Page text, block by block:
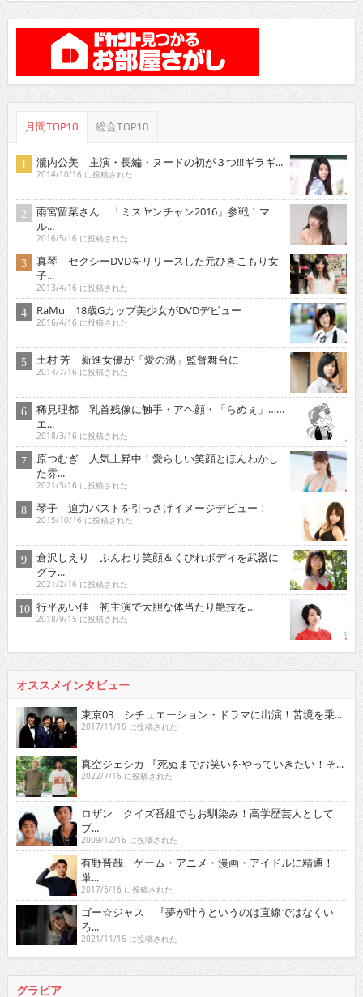
月間TOP10 総合TOP10
瀧内公美 主演・長編・ヌードの初が３つ!!!ギラギ...
2014/10/16 に投稿された
雨宮留菜さん 「ミスヤンチャン2016」参戦！マ
ル...
2016/5/16 に投稿された
真琴 セクシーDVDをリリースした元ひきこもり女
子...
2013/4/16 に投稿された
RaMu 18歳Gカップ美少女がDVDデビュー
2016/4/16 に投稿された
土村 芳 新進女優が「愛の渦」監督舞台に
2014/7/16 に投稿された
稀見理都 乳首残像に触手・アヘ顔・「らめぇ」……
エ...
2018/3/16 に投稿された
原つむぎ 人気上昇中！愛らしい笑顔とほんわかし
た雰...
2021/3/16 に投稿された
琴子 迫力バストを引っさげイメージデビュー！
2015/10/16 に投稿された
倉沢しえり ふんわり笑顔＆くびれボディを武器に
グラ...
2021/2/16 に投稿された
行平あい佳 初主演で大胆な体当たり艶技を…
2018/9/15 に投稿された
オススメインタビュー
東京03 シチュエーション・ドラマに出演！苦境を乗...
2017/11/16 に投稿された
真空ジェシカ 『死ぬまでお笑いをやっていきたい！そ...
2022/7/16 に投稿された
ロザン クイズ番組でもお馴染み！高学歴芸人として
ブ...
2009/12/16 に投稿された
有野晋哉 ゲーム・アニメ・漫画・アイドルに精通！
単...
2017/5/16 に投稿された
ゴー☆ジャス 『夢が叶うというのは直線ではなくい
ろ...
2021/11/16 に投稿された
グラビア